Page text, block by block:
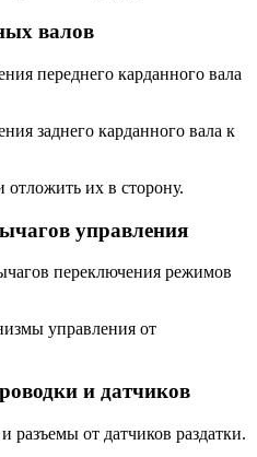
валов
переднего карданного вала
заднего карданного вала к
их в сторону.
управления
переключения режимов
управления от
и датчиков
разъемы от датчиков раздатки.